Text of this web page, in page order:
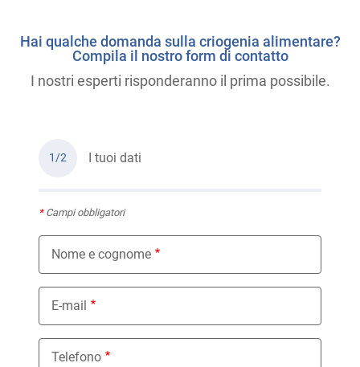
Hai qualche domanda sulla criogenia alimentare?
Compila il nostro form di contatto
I nostri esperti risponderanno il prima possibile.
1/2 I tuoi dati
*Campi obbligatori
Nome e cognome
E-mail
Telefono